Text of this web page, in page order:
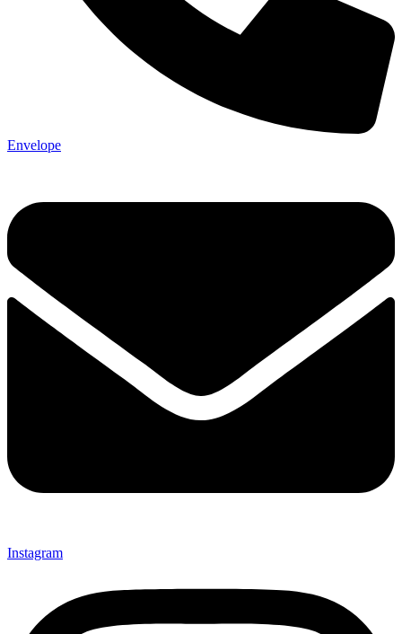
Envelope
Instagram